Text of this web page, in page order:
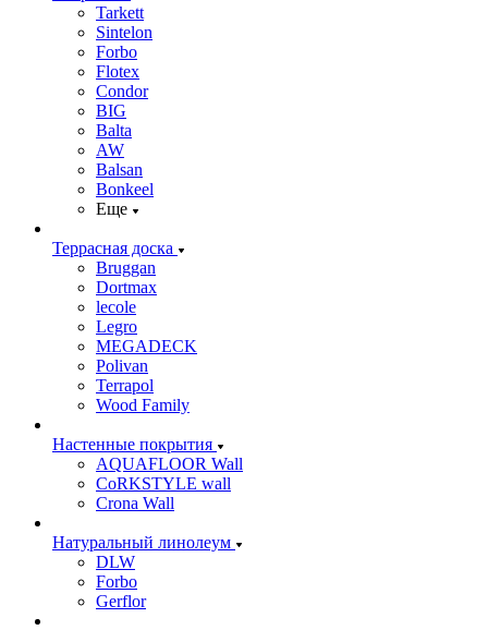
Tarkett
Sintelon
Forbo
Flotex
Condor
BIG
Balta
AW
Balsan
Bonkeel
Еще
Террасная доска
Bruggan
Dortmax
lecole
Legro
MEGADECK
Polivan
Terrapol
Wood Family
Настенные покрытия
AQUAFLOOR Wall
CoRKSTYLE wall
Crona Wall
Натуральный линолеум
DLW
Forbo
Gerflor